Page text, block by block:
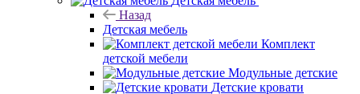
Назад
Детская мебель
Комплект
детской мебели
Модульные детские
Детские кровати